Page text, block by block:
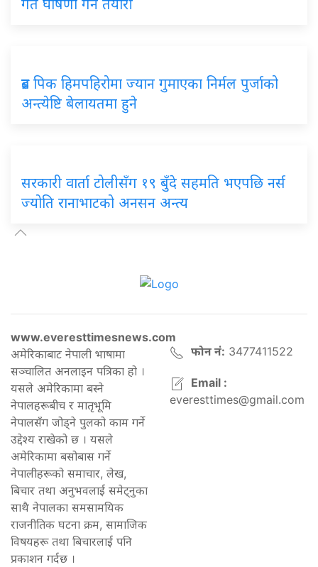
गते घोषणा गर्ने तयारी
ब्रड पिक हिमपहिरोमा ज्यान गुमाएका निर्मल पुर्जाको
अन्त्येष्टि बेलायतमा हुने
सरकारी वार्ता टोलीसँग १९ बुँदे सहमति भएपछि नर्स
ज्योति रानाभाटको अनसन अन्त्य
www.everesttimesnews.com
अमेरिकाबाट नेपाली भाषामा
सञ्चालित अनलाइन पत्रिका हो ।
यसले अमेरिकामा बस्ने
नेपालहरूबीच र मातृभूमि
नेपालसँग जोड्ने पुलको काम गर्ने
उद्देश्य राखेको छ । यसले
अमेरिकामा बसोबास गर्ने
नेपालीहरूको समाचार, लेख,
बिचार तथा अनुभवलाई समेट्नुका
साथै नेपालका समसामयिक
राजनीतिक घटना क्रम, सामाजिक
विषयहरू तथा बिचारलाई पनि
प्रकाशन गर्दछ ।
फोन नं: 3477411522
Email :
everesttimes@gmail.com